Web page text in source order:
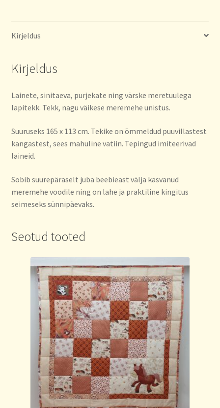
Kirjeldus
Kirjeldus
Lainete, sinitaeva, purjekate ning värske meretuulega
lapitekk. Tekk, nagu väikese meremehe unistus.
Suuruseks 165 x 113 cm. Tekike on õmmeldud puuvillastest
kangastest, sees mahuline vatiin. Tepingud imiteerivad
laineid.
Sobib suurepäraselt juba beebieast välja kasvanud
meremehe voodile ning on lahe ja praktiline kingitus
seimeseks sünnipäevaks.
Seotud tooted